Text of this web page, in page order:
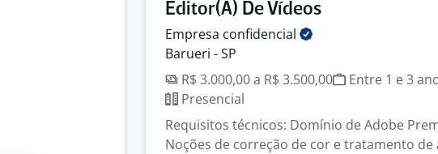
Editor(A) De Vídeos
Empresa confidencial
Barueri - SP
R$ 3.000,00 a R$ 3.500,00
Entre 1 e 3
Presencial
Requisitos técnicos: Domínio de Adobe
Noções de correção de cor e tratamento de